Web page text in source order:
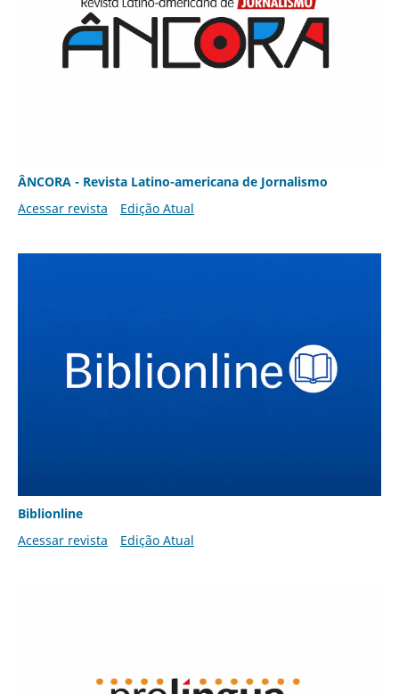
ÂNCORA - Revista Latino-americana de Jornalismo
Acessar revista
Edição Atual
Biblionline
Acessar revista
Edição Atual